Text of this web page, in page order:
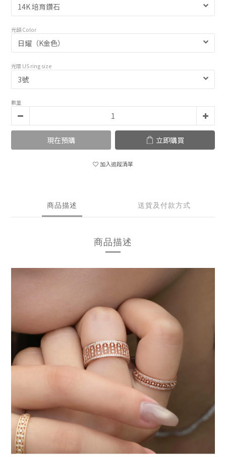
光韻 Color
光環 US ring size
數量
現在預購 立即購買
加入追蹤清單
商品描述 送貨及付款方式
商品描述